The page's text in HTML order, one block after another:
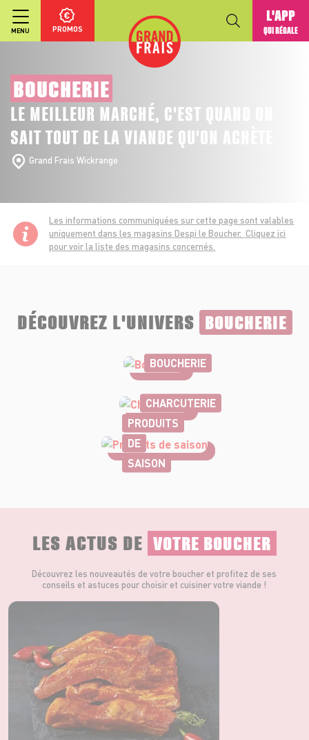
MENU PROMOS
L'APP
QUI RÉGALE
BOUCHERIE
LE MEILLEUR MARCHÉ, C'EST QUAND ON
SAIT TOUT DE LA VIANDE QU'ON ACHÈTE
Grand Frais Wickrange
Les informations communiquées sur cette page sont valables
uniquement dans les magasins Despi le Boucher. Cliquez ici
pour voir la liste des magasins concernés.
DÉCOUVREZ L'UNIVERS BOUCHERIE
BOUCHERIE
CHARCUTERIE
PRODUITS
DE
SAISON
LES ACTUS DE VOTRE BOUCHER
Découvrez les nouveautés de votre boucher et profitez de ses
conseils et astuces pour choisir et cuisiner votre viande !